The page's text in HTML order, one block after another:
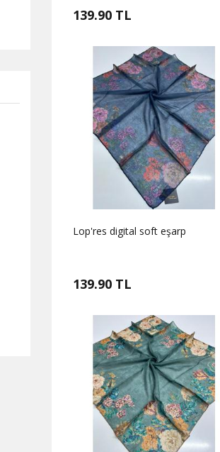
30 TL
139.90 TL
Lop'res digital soft eşarp
139.90 TL